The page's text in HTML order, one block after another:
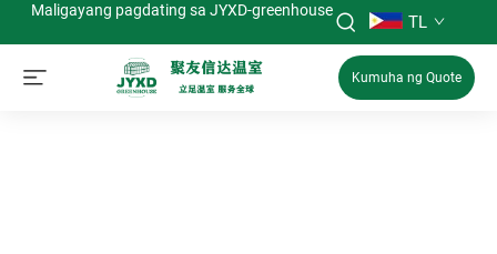
Maligayang pagdating sa JYXD-greenhouse
TL
Kumuha ng Quote